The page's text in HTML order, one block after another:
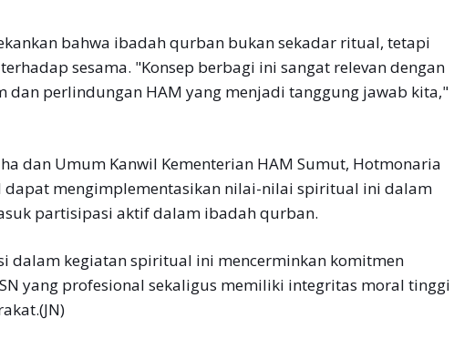
bahwa ibadah qurban bukan sekadar ritual, tetapi
sesama. "Konsep berbagi ini sangat relevan dengan
dan perlindungan HAM yang menjadi tanggung jawab kita,"
dan Umum Kanwil Kementerian HAM Sumut, Hotmonaria
dapat mengimplementasikan nilai-nilai spiritual ini dalam
partisipasi aktif dalam ibadah qurban.
dalam kegiatan spiritual ini mencerminkan komitmen
yang profesional sekaligus memiliki integritas moral tinggi